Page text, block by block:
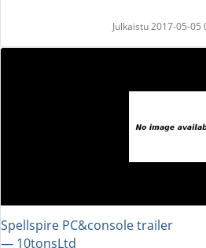
Julkaistu 2017-05-
Spellspire PC&console trailer
― 10tonsLtd